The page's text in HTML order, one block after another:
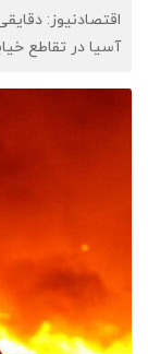
اقتصادنیوز:
آسیا در تقاطع